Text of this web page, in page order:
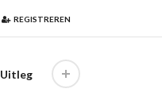
REGISTREREN
Uitleg